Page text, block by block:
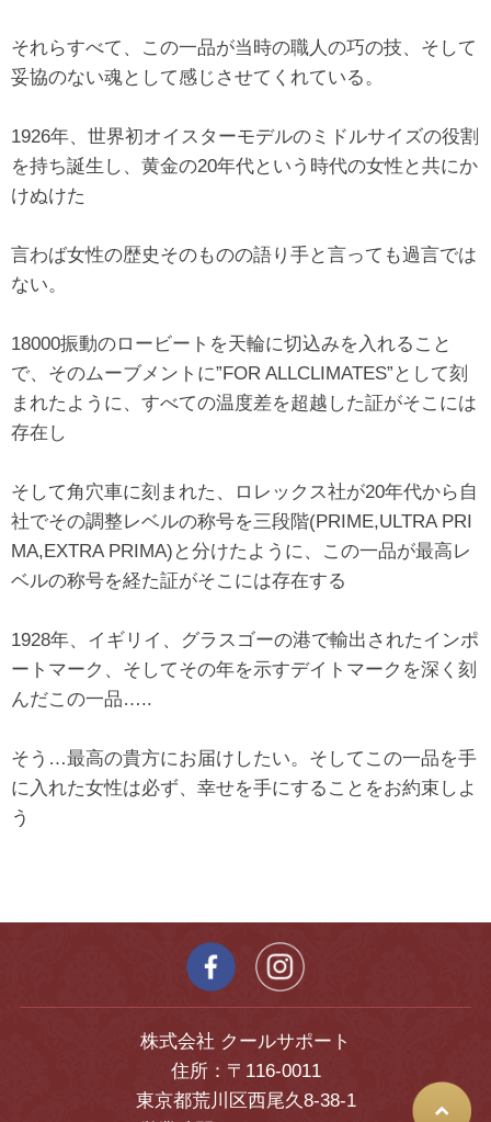
それらすべて、この一品が当時の職人の巧の技、そして
妥協のない魂として感じさせてくれている。
1926年、世界初オイスターモデルのミドルサイズの役割
を持ち誕生し、黄金の20年代という時代の女性と共にか
けぬけた
言わば女性の歴史そのものの語り手と言っても過言では
ない。
18000振動のロービートを天輪に切込みを入れること
で、そのムーブメントに”FOR ALLCLIMATES”として刻
まれたように、すべての温度差を超越した証がそこには
存在し
そして角穴車に刻まれた、ロレックス社が20年代から自
社でその調整レベルの称号を三段階(PRIME,ULTRA PRI
MA,EXTRA PRIMA)と分けたように、この一品が最高レ
ベルの称号を経た証がそこには存在する
1928年、イギリイ、グラスゴーの港で輸出されたインポ
ートマーク、そしてその年を示すデイトマークを深く刻
んだこの一品…..
そう…最高の貴方にお届けしたい。そしてこの一品を手
に入れた女性は必ず、幸せを手にすることをお約束しよ
う
株式会社 クールサポート
住所：〒116-0011
東京都荒川区西尾久8-38-1